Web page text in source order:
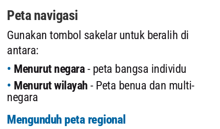
Peta navigasi
Gunakan tombol sakelar untuk beralih di
antara:
Menurut negara- peta bangsa individu
Menurut wilayah - Peta benua dan multi-
negara
Mengunduh peta regional